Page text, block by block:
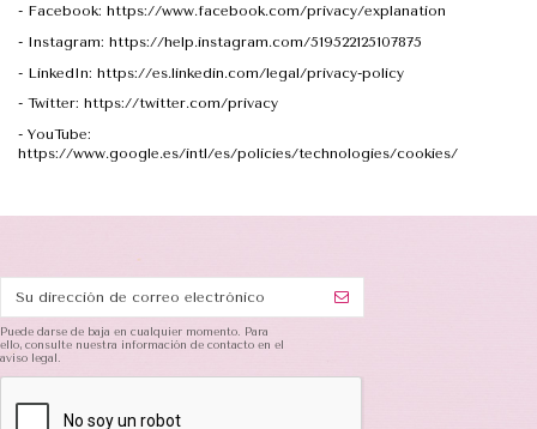
- Facebook: https://www.facebook.com/privacy/explanation
- Instagram: https://help.instagram.com/519522125107875
- LinkedIn: https://es.linkedin.com/legal/privacy-policy
- Twitter: https://twitter.com/privacy
- YouTube:
https://www.google.es/intl/es/policies/technologies/cookies/
Puede darse de baja en cualquier momento. Para
ello, consulte nuestra información de contacto en el
aviso legal.